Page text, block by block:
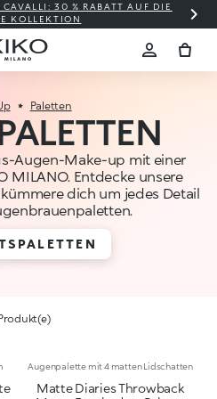
30 % RABATT AUF DIE
KOLLEKTION
Paletten
Augen-Make-up mit einer
MILANO. Entdecke unsere
dich um jedes Detail
Augenpalette mit 4 matten Lidschatten
Matte Diaries Throwback